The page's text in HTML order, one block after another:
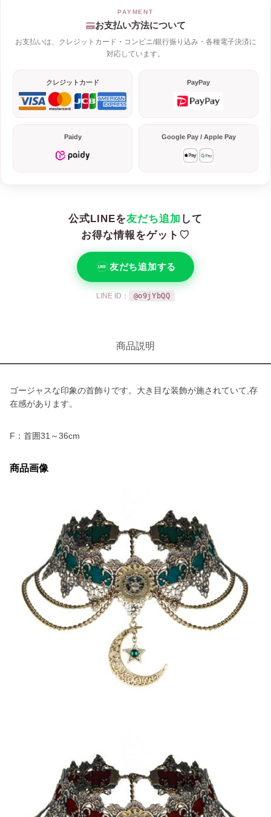
お支払い方法について
お支払いは、クレジットカード・コンビニ/銀行振り込み・各種電子決済に
対応しています。
クレジットカード PayPay
Paidy Google Pay / Apple Pay
公式LINEを友だち追加 して
お得な情報をゲット♡
友だち追加する
LINE ID： @o9jYbQQ
商品説明
ゴージャスな印象の首飾りです。大き目な装飾が施されていて,存
在感があります。
F：首囲31～36cm
商品画像